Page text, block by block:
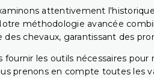
attentivement
méthodologie avancée
chevaux, garantissant des
les outils nécessaires pour
prenons en compte toutes les